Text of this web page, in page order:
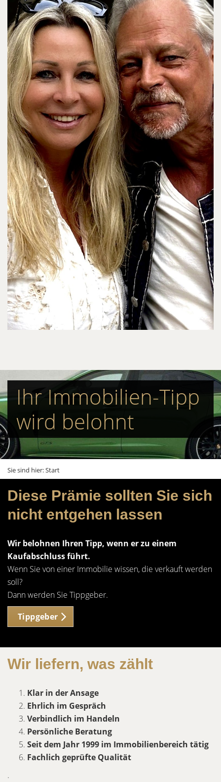
Ihr Immobilien-Tipp
wird belohnt
Sie sind hier:Start
Diese Prämie sollten Sie sich
nicht entgehen lassen
Wir belohnen Ihren Tipp, wenn er zu einem
Kaufabschluss führt.
Wenn Sie von einer Immobilie wissen, die verkauft werden
soll?
Dann werden Sie Tippgeber.
Tippgeber
Wir liefern, was zählt
Klar in der Ansage
Ehrlich im Gespräch
Verbindlich im Handeln
Persönliche Beratung
Seit dem Jahr 1999 im Immobilienbereich tätig
Fachlich geprüfte Qualität
.